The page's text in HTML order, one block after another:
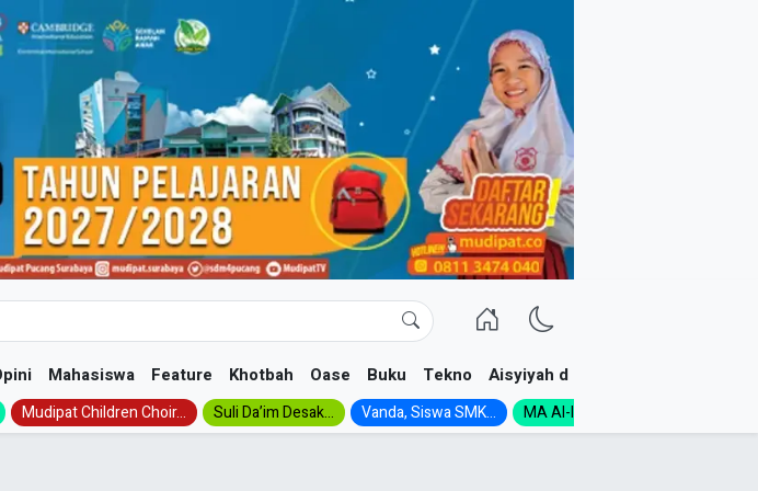
Mahasiswa Feature Khotbah Oase Buku Tekno Aisyiyah dan NA
Mudipat Children Choir... Suli Da’im Desak... Vanda, Siswa SMK... MA Al-Ishlah Gelar...